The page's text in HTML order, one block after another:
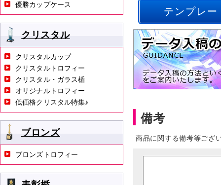
テンプレ
備考
商品に関する備考等ござ
優勝カップケース
クリスタル
クリスタルカップ
クリスタルトロフィー
クリスタル・ガラス楯
オリジナルトロフィー
低価格クリスタル特集♪
ブロンズ
ブロンズトロフィー